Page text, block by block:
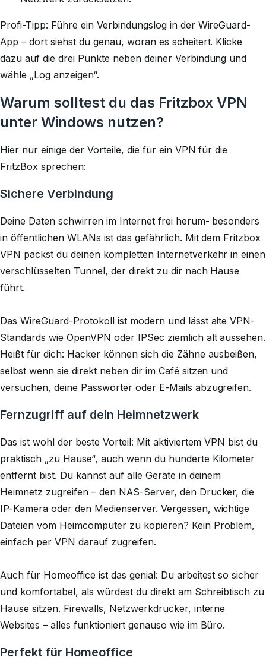
Profi-Tipp: Führe ein Verbindungslog in der WireGuard-
App – dort siehst du genau, woran es scheitert. Klicke
dazu auf die drei Punkte neben deiner Verbindung und
wähle „Log anzeigen“.
Warum solltest du das Fritzbox VPN
unter Windows nutzen?
Hier nur einige der Vorteile, die für ein VPN für die
FritzBox sprechen:
Sichere Verbindung
Deine Daten schwirren im Internet frei herum- besonders
in öffentlichen WLANs ist das gefährlich. Mit dem Fritzbox
VPN packst du deinen kompletten Internetverkehr in einen
verschlüsselten Tunnel, der direkt zu dir nach Hause
führt.
Das WireGuard-Protokoll ist modern und lässt alte VPN-
Standards wie OpenVPN oder IPSec ziemlich alt aussehen.
Heißt für dich: Hacker können sich die Zähne ausbeißen,
selbst wenn sie direkt neben dir im Café sitzen und
versuchen, deine Passwörter oder E-Mails abzugreifen.
Fernzugriff auf dein Heimnetzwerk
Das ist wohl der beste Vorteil: Mit aktiviertem VPN bist du
praktisch „zu Hause“, auch wenn du hunderte Kilometer
entfernt bist. Du kannst auf alle Geräte in deinem
Heimnetz zugreifen – den NAS-Server, den Drucker, die
IP-Kamera oder den Medienserver. Vergessen, wichtige
Dateien vom Heimcomputer zu kopieren? Kein Problem,
einfach per VPN darauf zugreifen.
Auch für Homeoffice ist das genial: Du arbeitest so sicher
und komfortabel, als würdest du direkt am Schreibtisch zu
Hause sitzen. Firewalls, Netzwerkdrucker, interne
Websites – alles funktioniert genauso wie im Büro.
Perfekt für Homeoffice